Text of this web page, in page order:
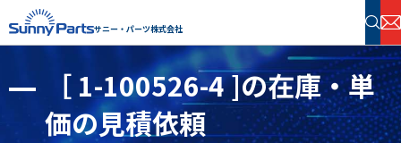
サニー・パーツ株式会社
半導体・電子部品 在庫検索
フリーワードで探す
［ 1-100526-4 ]の在庫・単
価の見積依頼